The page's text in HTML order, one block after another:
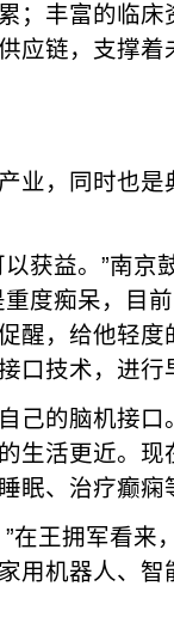
；丰富的临
应链，支撑
业，同时也是
获益。”南京
度痴呆，目
醒，给他轻
口技术，进行
己的脑机接
生活更近。
眠、治疗癫痫
在王拥军看来
用机器人、